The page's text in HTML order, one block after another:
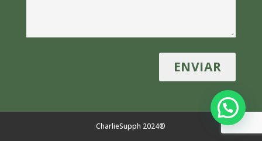
CharlieSupph 2024®